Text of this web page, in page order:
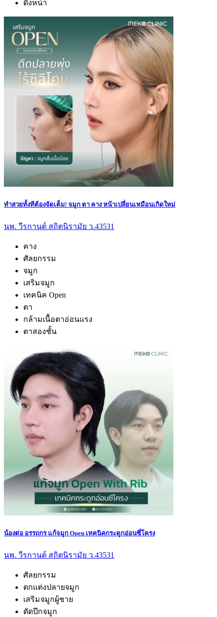
ดึงหน้า
ทำสวยทั้งทีต้องจัดเต็ม! จมูก ตา คาง หน้าเปลี่ยนเหมือนเกิดใหม่
นพ. วีรกานต์ สถิตนิรามัย ว.43531
คาง
ศัลยกรรม
จมูก
เสริมจมูก
เทคนิค Open
ตา
กล้ามเนื้อตาอ่อนแรง
ตาสองชั้น
น้องต่อ อรรถกร แก้จมูก Open เทคนิคกระดูกอ่อนซี่โครง
นพ. วีรกานต์ สถิตนิรามัย ว.43531
ศัลยกรรม
ตกแต่งปลายจมูก
เสริมจมูกผู้ชาย
ตัดปีกจมูก